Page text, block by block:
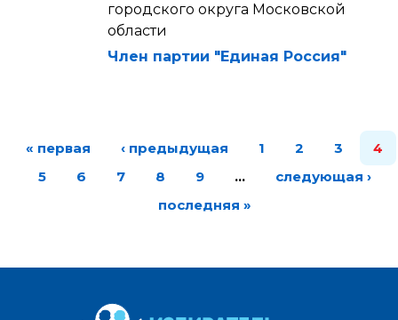
городского округа Московской
области
Член партии "Единая Россия"
« первая ‹ предыдущая 1 2 3
4
5
6 7 8 9 …
следующая ›
последняя »